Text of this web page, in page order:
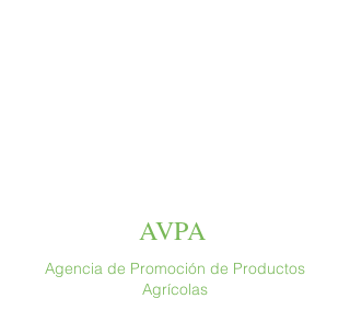
AVPA
Agencia de Promoción de Productos
Agrícolas